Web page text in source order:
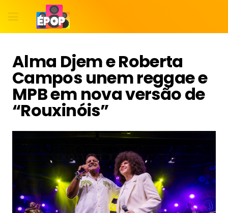
Alma Djem e Roberta
Campos unem reggae e
MPB em nova versão de
“Rouxinóis”